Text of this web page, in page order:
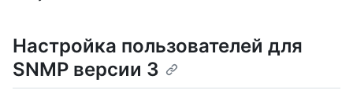
Настройка пользователей для
SNMP версии 3